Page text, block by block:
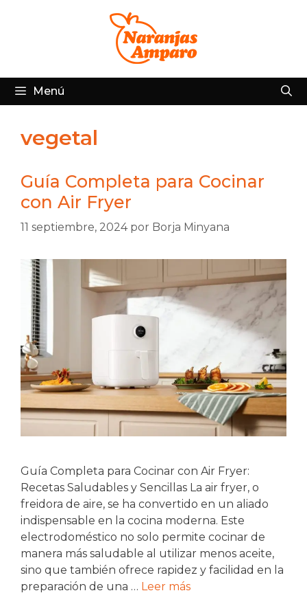
Menú
vegetal
Guía Completa para Cocinar
con Air Fryer
11 septiembre, 2024 por Borja Minyana
Guía Completa para Cocinar con Air Fryer:
Recetas Saludables y Sencillas La air fryer, o
freidora de aire, se ha convertido en un aliado
indispensable en la cocina moderna. Este
electrodoméstico no solo permite cocinar de
manera más saludable al utilizar menos aceite,
sino que también ofrece rapidez y facilidad en la
preparación de una … Leer más